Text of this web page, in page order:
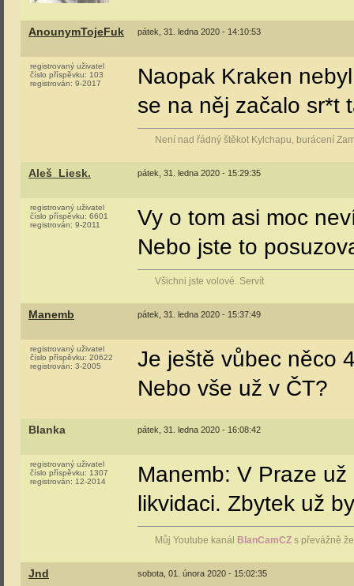
AnounymTojeFuk pátek, 31. ledna 2020 - 14:10:53
registrovaný uživatel
číslo příspěvku: 103
registrován: 9-2017
Naopak Kraken
se na něj začalo sr*t
Není nad řádný štěkot Kylchapu, burácení
Aleš_Liesk. pátek, 31. ledna 2020 - 15:29:35
registrovaný uživatel
číslo příspěvku: 6601
registrován: 9-2011
Vy o tom asi moc
Nebo jste to
Všichni jste volové. Servít
Manemb pátek, 31. ledna 2020 - 15:37:49
registrovaný uživatel
číslo příspěvku: 20622
registrován: 3-2005
Je ještě vůbec něco
Nebo vše už v ČT?
Blanka pátek, 31. ledna 2020 - 16:08:42
registrovaný uživatel
číslo příspěvku: 1307
registrován: 12-2014
Manemb: V Praze
likvidaci. Zbytek už
Můj Youtube kanál BlanCamCZ s převážně
Jnd sobota, 01. února 2020 - 15:02:35